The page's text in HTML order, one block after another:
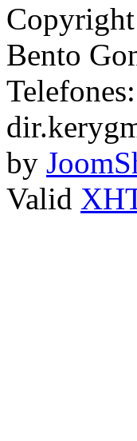
Bento
by
Valid